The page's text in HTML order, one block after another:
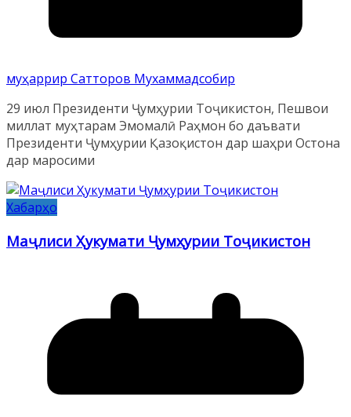
муҳаррир Сатторов Мухаммадсобир
29 июл Президенти Ҷумҳурии Тоҷикистон, Пешвои
миллат муҳтарам Эмомалӣ Раҳмон бо даъвати
Президенти Ҷумҳурии Қазоқистон дар шаҳри Остона
дар маросими
Хабарҳо
Маҷлиси Ҳукумати Ҷумҳурии Тоҷикистон